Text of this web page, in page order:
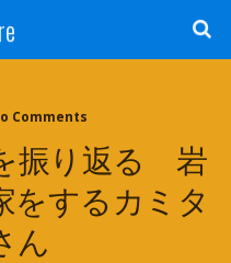
Comments
振り返る 岩
をするカミタ
ん